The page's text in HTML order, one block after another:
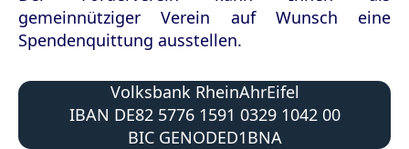
gemeinnütziger Verein auf Wunsch eine
Spendenquittung ausstellen.
Volksbank RheinAhrEifel
IBAN DE82 5776 1591 0329 1042 00
BIC GENODED1BNA